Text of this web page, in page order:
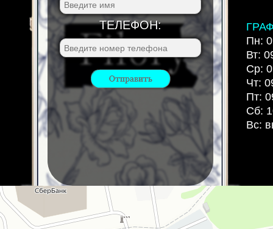
ТЕЛЕФОН:
Пн:
Вт:
Ср:
Чт:
Пт:
Сб:
Вс: